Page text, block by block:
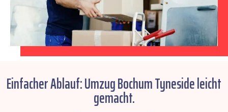
Einfacher Ablauf: Umzug Bochum Tyneside leicht
gemacht.